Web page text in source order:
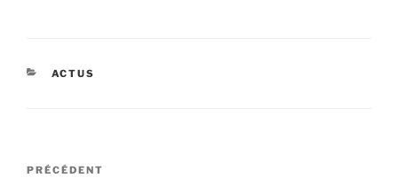
CATÉGORIES
ACTUS
Navigation
Article
PRÉCÉDENT